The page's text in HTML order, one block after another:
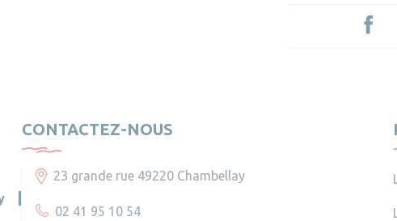
CONTACTEZ-NOUS
23 grande rue 49220 Chambellay
02 41 95 10 54